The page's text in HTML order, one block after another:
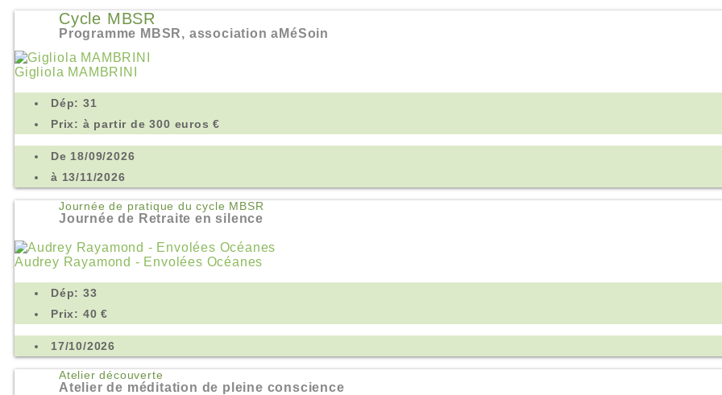
Cycle MBSR
Programme MBSR, association aMéSoin
Gigliola MAMBRINI
Dép: 31
Prix: à partir de 300 euros €
De 18/09/2026
à 13/11/2026
Journée de pratique du cycle MBSR
Journée de Retraite en silence
Audrey Rayamond - Envolées Océanes
Dép: 33
Prix: 40 €
17/10/2026
Atelier découverte
Atelier de méditation de pleine conscience